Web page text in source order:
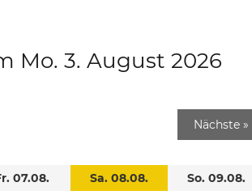
Mo. 3. August 2026
Nächste »
07.08.
Sa. 08.08.
So. 09.08.